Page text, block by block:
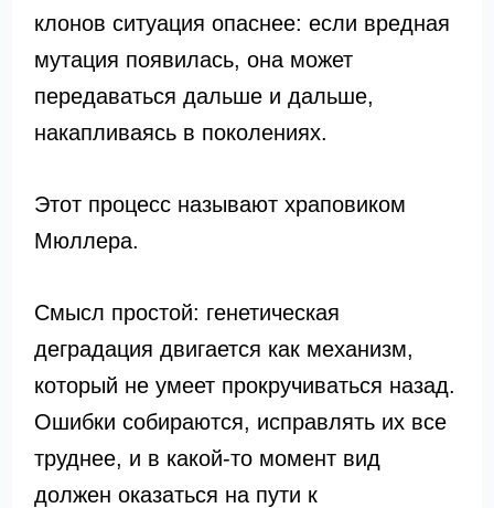
клонов ситуация опаснее: если вредная
мутация появилась, она может
передаваться дальше и дальше,
накапливаясь в поколениях.
Этот процесс называют храповиком
Мюллера.
Смысл простой: генетическая
деградация двигается как механизм,
который не умеет прокручиваться назад.
Ошибки собираются, исправлять их все
труднее, и в какой-то момент вид
должен оказаться на пути к